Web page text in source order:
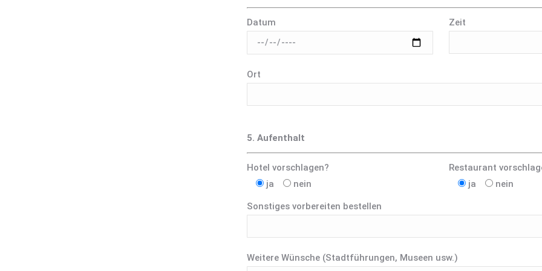
Datum Zeit
Ort
5. Aufenthalt
Hotel vorschlagen?
ja
nein
Restaurant
ja
nein
Sonstiges vorbereiten bestellen
Weitere Wünsche (Stadtführungen, Museen usw.)